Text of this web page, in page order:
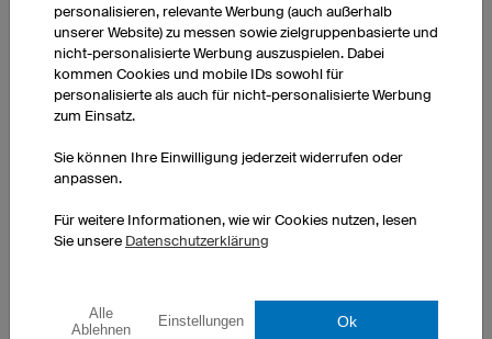
personalisieren, relevante Werbung (auch außerhalb
unserer Website) zu messen sowie zielgruppenbasierte und
nicht-personalisierte Werbung auszuspielen. Dabei
kommen Cookies und mobile IDs sowohl für
personalisierte als auch für nicht-personalisierte Werbung
zum Einsatz.
Sie können Ihre Einwilligung jederzeit widerrufen oder
anpassen.
Für weitere Informationen, wie wir Cookies nutzen, lesen
Sie unsere Datenschutzerklärung
Alle
Ablehnen
Einstellungen Ok